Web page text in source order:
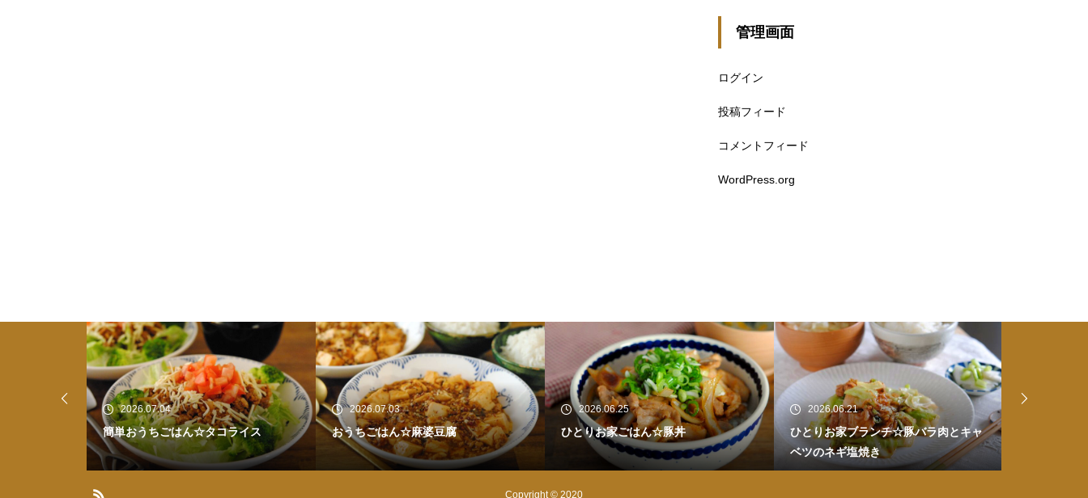
管理画面
ログイン
投稿フィード
コメントフィード
WordPress.org
2026.07.03
おうちごはん☆麻婆豆腐
2026.06.25
ひとりお家ごはん☆豚丼
2026.06.21
ひとりお家ブランチ☆豚バラ肉とキャ
ベツのネギ塩焼き
2026.06.20
ひとりお家ごはん☆皮付き煮豚のせ醤
油ラーメン
Copyright © 2020